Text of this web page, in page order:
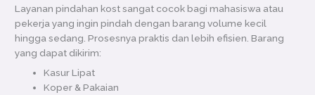
Layanan pindahan kost sangat cocok bagi mahasiswa atau
pekerja yang ingin pindah dengan barang volume kecil
hingga sedang. Prosesnya praktis dan lebih efisien. Barang
yang dapat dikirim:
Kasur Lipat
Koper & Pakaian